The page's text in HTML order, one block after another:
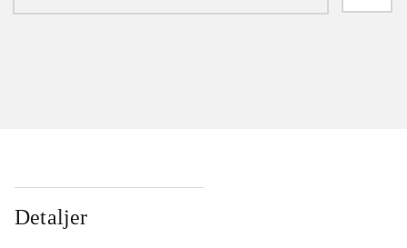
Detaljer